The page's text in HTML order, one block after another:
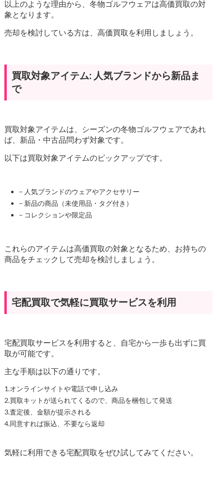
以上のような理由から、冬物ゴルフウェアは高価買取の対
象となります。
売却を検討している方は、高価買取を利用しましょう。
買取対象アイテム: 人気ブランドから新品ま
で
買取対象アイテムは、シーズンの冬物ゴルフウェアであれ
ば、新品・中古品問わず対象です。
以下は買取対象アイテムのピックアップです。
– 人気ブランドのウェアやアクセサリー
– 新品の商品（未使用品・タグ付き）
– コレクションや限定品
これらのアイテムは高価買取の対象となるため、お持ちの
商品をチェックして売却を検討しましょう。
宅配買取で気軽に買取サービスを利用
宅配買取サービスを利用すると、自宅から一歩も出ずに買
取が可能です。
主な手順は以下の通りです。
1.オンラインサイトや電話で申し込み
2.買取キットが送られてくるので、商品を梱包して発送
3.査定後、金額が提示される
4.同意すれば振込、不要なら返却
気軽に利用できる宅配買取をぜひ試してみてください。